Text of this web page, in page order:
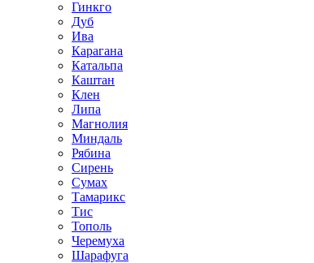
Гинкго
Дуб
Ива
Карагана
Катальпа
Каштан
Клен
Липа
Магнолия
Миндаль
Рябина
Сирень
Сумах
Тамарикс
Тис
Тополь
Черемуха
Шарафуга